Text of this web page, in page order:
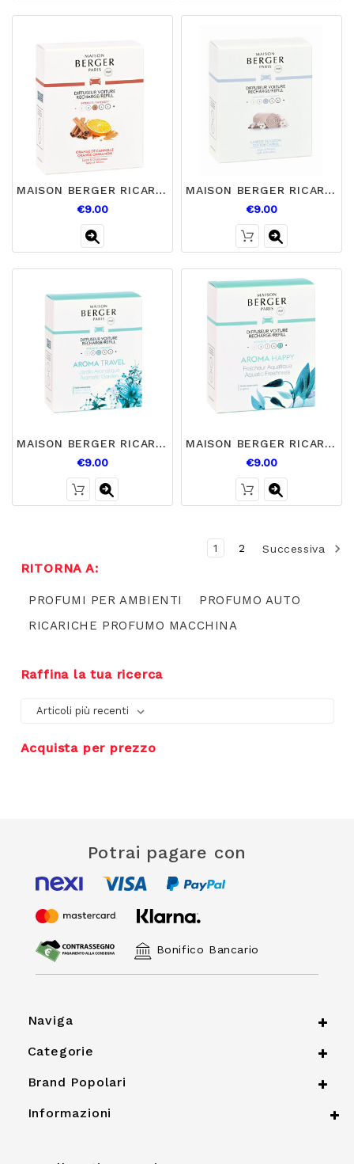
MAISON BERGER RICARICA X2 DIFFUSORE AUTO ORANGE DE CANNELLE
€9.00
MAISON BERGER RICARICA X2 DIFFUSORE AUTO CARESSE DE COTON
€9.00
MAISON BERGER RICARICA X2 DIFFUSORE MAL D'AUTO AROMA TRAVEL
€9.00
MAISON BERGER RICARICA X2 DIFFUSORE AUTO AROMA HAPPY
€9.00
1 2 Successiva
RITORNA A:
PROFUMI PER AMBIENTI
PROFUMO AUTO
RICARICHE PROFUMO MACCHINA
Raffina la tua ricerca
Acquista per prezzo
Potrai pagare con
Bonifico Bancario
Naviga
Categorie
Brand Popolari
Informazioni